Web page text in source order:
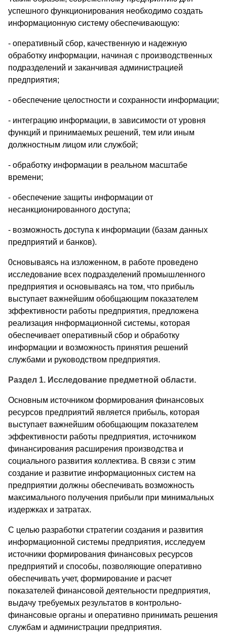
успешного функционирования необходимо создать
информационную систему обеспечивающую:
- оперативный сбор, качественную и надежную
обработку информации, начиная с производственных
подразделений и заканчивая администрацией
предприятия;
- обеспечение целостности и сохранности информации;
- интеграцию информации, в зависимости от уровня
функций и принимаемых решений, тем или иным
должностным лицом или службой;
- обработку информации в реальном масштабе
времени;
- обеспечение защиты информации от
несанкционированного доступа;
- возможность доступа к информации (базам данных
предприятий и банков).
0сновываясь на изложенном, в работе проведено
исследование всех подразделений промышленного
предприятия и основываясь на том, что прибыль
выступает важнейшим обобщающим показателем
зффективности работы предприятия, предложена
реализация ннформационной системы, которая
обеспечивает оперативный сбор и обработку
информации и возможность принятия решений
службами и руководством предприятия.
Раздел 1. Исследование предметной области.
Основным источником формирования финансовых
ресурсов предприятий является прибыль, которая
выступает важнейшим обобщающим показателем
эффективности работы предприятия, источником
финансирования расширения производства и
социального развития коллектива. В связи с этим
создание и развитие информационных систем на
предприятии должны обеспечивать возможность
максимального получения прибыли при минимальных
издержках и затратах.
С целью разработки стратегии создания и развития
информационной системы предприятия, исследуем
источники формирования финансовых ресурсов
предприятий и способы, позволяющие оперативно
обеспечивать учет, формирование и расчет
показателей финансовой деятельности предприятия,
выдачу требуемых результатов в контрольно-
финансовые органы и оперативно принимать решения
службам и администрации предприятия.